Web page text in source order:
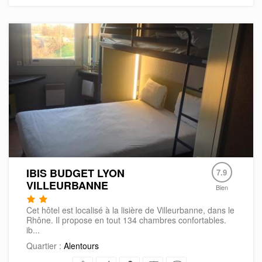
IBIS BUDGET LYON
VILLEURBANNE
7.9
Bien
Cet hôtel est localisé à la lisière de Villeurbanne, dans le
Rhône. Il propose en tout 134 chambres confortables.
ib...
Quartier : Alentours